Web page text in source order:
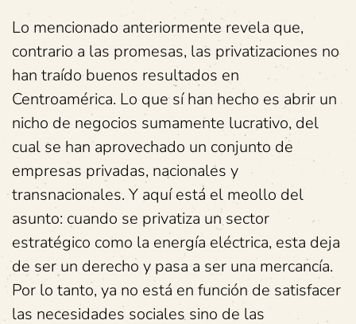
Lo mencionado anteriormente revela que,
contrario a las promesas, las privatizaciones no
han traído buenos resultados en
Centroamérica. Lo que sí han hecho es abrir un
nicho de negocios sumamente lucrativo, del
cual se han aprovechado un conjunto de
empresas privadas, nacionales y
transnacionales. Y aquí está el meollo del
asunto: cuando se privatiza un sector
estratégico como la energía eléctrica, esta deja
de ser un derecho y pasa a ser una mercancía.
Por lo tanto, ya no está en función de satisfacer
las necesidades sociales sino de las